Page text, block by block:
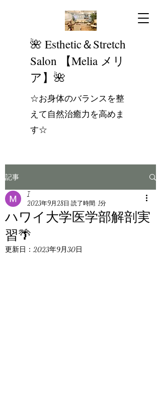
​🌺 Esthetic＆Stretch
Salon 【Melia メリ
ア】🌺
☆お身体のバランスを整
えて自然治癒力を高めま
す☆
記事
ハワイ大学医学部解剖実
習🌴
I
2023年9月28日 読了時間: 1分
更新日： 2023年9月30日